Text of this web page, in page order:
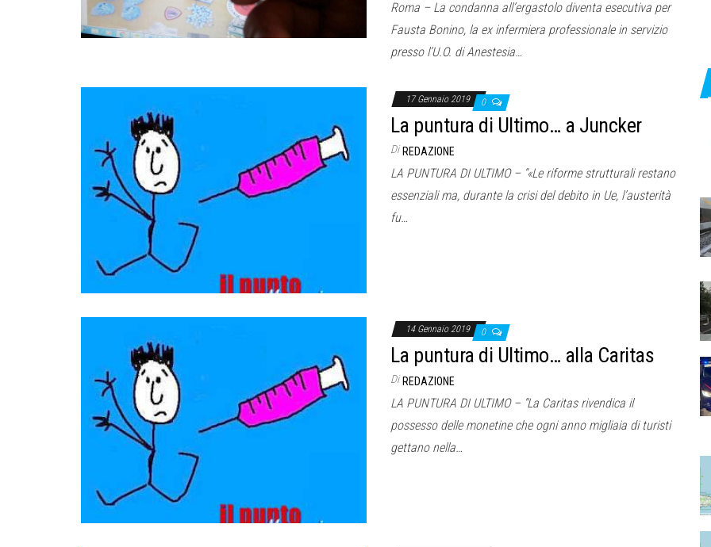
Roma – La condanna all’ergastolo diventa esecutiva per
Fausta Bonino, la ex infermiera professionale in servizio
presso l’U.O. di Anestesia…
17 Gennaio 2019 0
La puntura di Ultimo… a Juncker
Di REDAZIONE
LA PUNTURA DI ULTIMO – “«Le riforme strutturali restano
essenziali ma, durante la crisi del debito in Ue, l’austerità
fu…
14 Gennaio 2019 0
La puntura di Ultimo… alla Caritas
Di REDAZIONE
LA PUNTURA DI ULTIMO – “La Caritas rivendica il
possesso delle monetine che ogni anno migliaia di turisti
gettano nella…